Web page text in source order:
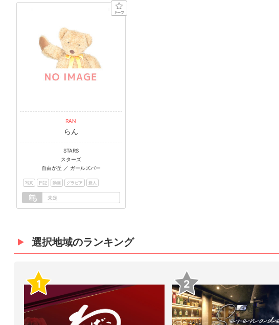
RAN
らん
STARS
スターズ
自由が丘 ／ ガールズバー
写真 日記 動画 グラビア 新人
未定
選択地域のランキング
1 2